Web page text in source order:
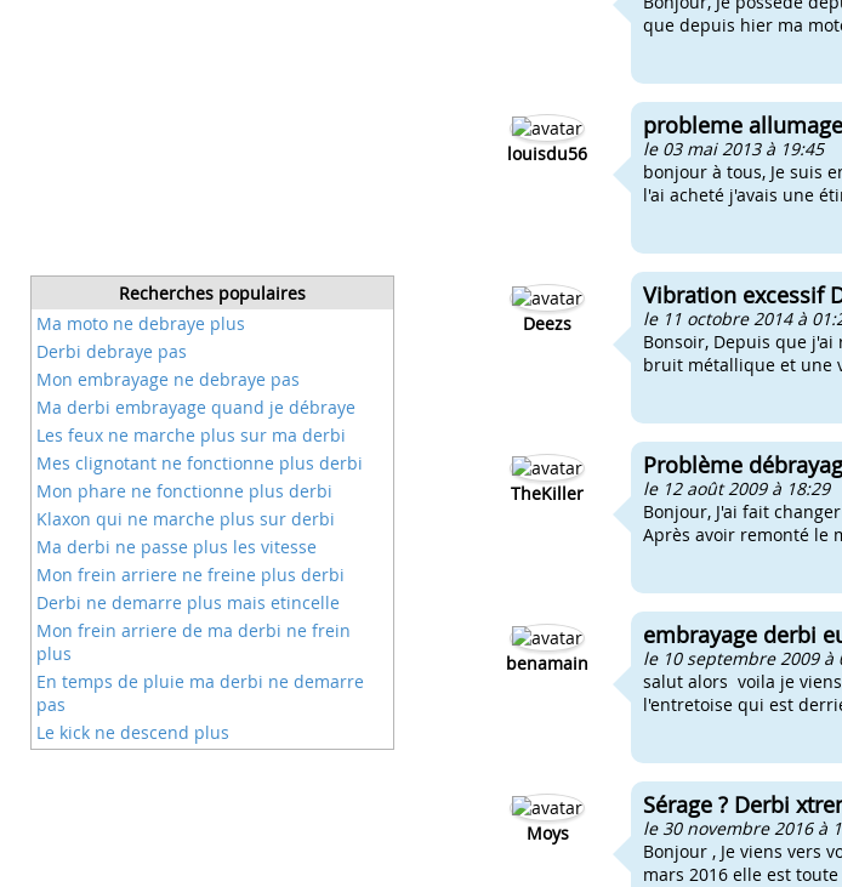
Recherches populaires
Ma moto ne debraye plus
Derbi debraye pas
Mon embrayage ne debraye pas
Ma derbi embrayage quand je débraye
Les feux ne marche plus sur ma derbi
Mes clignotant ne fonctionne plus derbi
Mon phare ne fonctionne plus derbi
Klaxon qui ne marche plus sur derbi
Ma derbi ne passe plus les vitesse
Mon frein arriere ne freine plus derbi
Derbi ne demarre plus mais etincelle
Mon frein arriere de ma derbi ne frein
plus
En temps de pluie ma derbi ne demarre
pas
Le kick ne descend plus
que depuis hier ma
louisdu56
probleme
le 03 mai 2013 à 19:45
bonjour à tous, Je suis
l'ai acheté j'avais une
Deezs
Vibration excessif
le 11 octobre 2014 à
Bonsoir, Depuis que
bruit métallique et une
TheKiller
Problème
le 12 août 2009 à 18:29
Bonjour, J'ai fait
Après avoir remonté le
benamain
embrayage derbi
le 10 septembre 2009 à
salut alors voila je
l'entretoise qui est
Moys
Sérage ? Derbi
le 30 novembre 2016 à
Bonjour , Je viens vers
mars 2016 elle est